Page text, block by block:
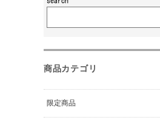
商品カテゴリ
限定商品